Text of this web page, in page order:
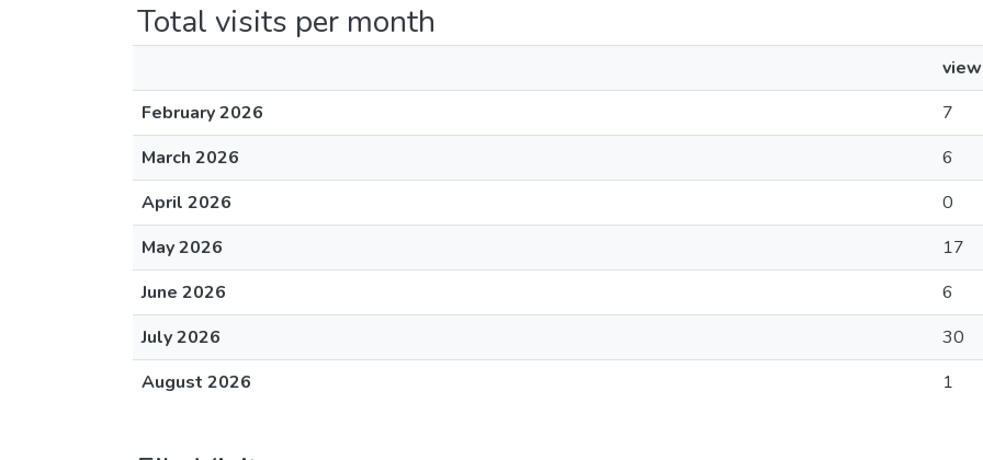
Total visits per month
February 2026
7
March 2026
6
April 2026
0
May 2026
17
June 2026
6
July 2026
30
August 2026
1